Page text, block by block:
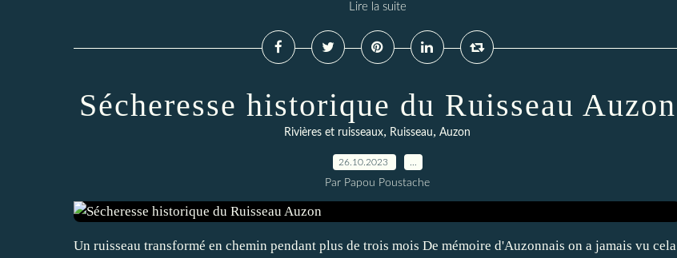
Lire la suite
Sécheresse historique du Ruisseau Auzon
Rivières et ruisseaux, Ruisseau, Auzon
26.10.2023
Par Papou Poustache
Un ruisseau transformé en chemin pendant plus de trois mois De mémoire d'Auzonnais on a jamais vu cela